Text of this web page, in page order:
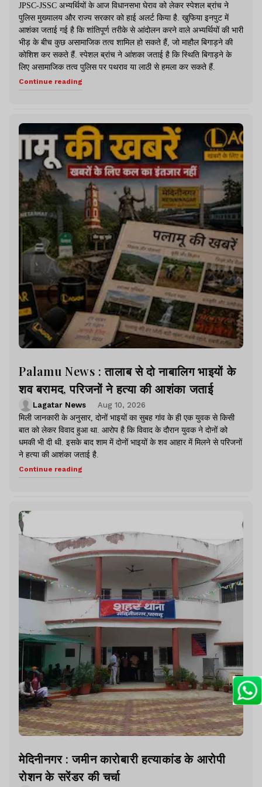
JPSC-JSSC अभ्यर्थियों के आज विधानसभा घेराव को लेकर स्पेशल ब्रांच ने
पुलिस मुख्यालय और राज्य सरकार को हाई अलर्ट किया है. खुफिया इनपुट में
आशंका जताई गई है कि शांतिपूर्ण तरीके से आंदोलन करने वाले अभ्यर्थियों की भारी
भीड़ के बीच कुछ असामाजिक तत्व शामिल हो सकते हैं, जो माहौल बिगाड़ने की
कोशिश कर सकते हैं. स्पेशल ब्रांच ने आंशका जताई है कि स्थिति बिगाड़ने के
लिए असामाजिक तत्व पुलिस पर पथराव या लाठी से हमला कर सकते हैं.
Continue reading
Palamu News : तालाब से दो नाबालिग भाइयों के
शव बरामद, परिजनों ने हत्या की आशंका जताई
Lagatar News
Aug 10, 2026
मिली जानकारी के अनुसार, दोनों भाइयों का सुबह गांव के ही एक युवक से किसी
बात को लेकर विवाद हुआ था. आरोप है कि विवाद के दौरान युवक ने दोनों को
धमकी भी दी थी. इसके बाद शाम में दोनों भाइयों के शव आहार में मिलने से परिजनों
ने हत्या की आशंका जताई है.
Continue reading
मेदिनीनगर : जमीन कारोबारी हत्याकांड के आरोपी
रोशन के सरेंडर की चर्चा